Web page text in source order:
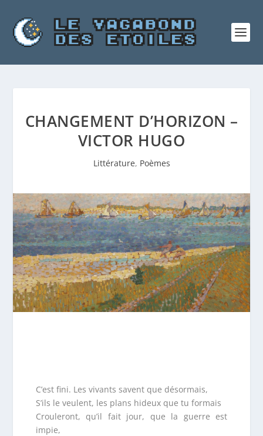
CHANGEMENT D’HORIZON –
VICTOR HUGO
Littérature, Poèmes
C’est fini. Les vivants savent que désormais,
S’ils le veulent, les plans hideux que tu formais
Crouleront, qu’il fait jour, que la guerre est
impie,